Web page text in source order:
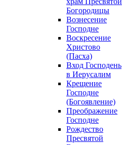
Богородицы
Вознесение
Господне
Воскресение
Христово
(Пасха)
Вход Господень
в Иерусалим
Крещение
Господне
(Богоявление)
Преображение
Господне
Рождество
Пресвятой